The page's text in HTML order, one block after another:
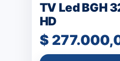
TV Led BGH
HD
$